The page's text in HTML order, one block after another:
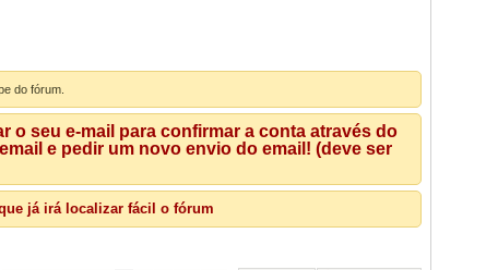
do fórum.
seu e-mail para confirmar a conta através do
e pedir um novo envio do email! (deve ser
já irá localizar fácil o fórum